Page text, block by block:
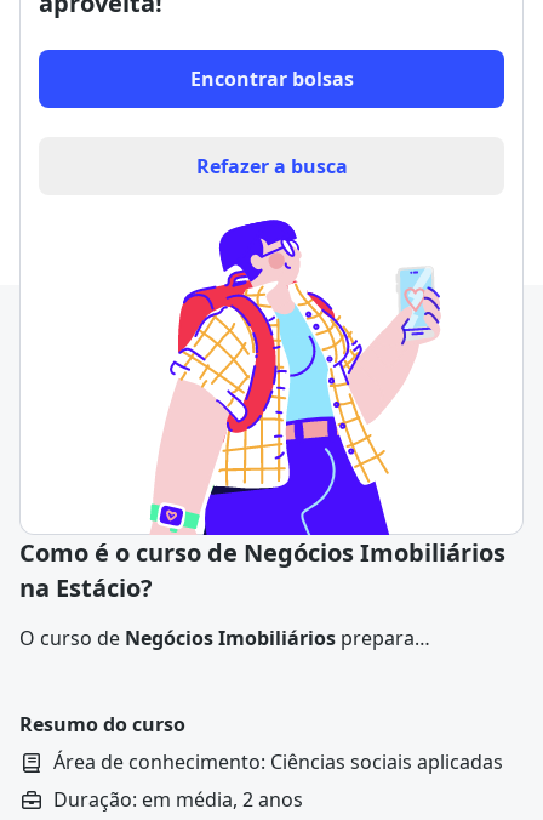
Encontrar bolsas
Refazer a busca
Como é o curso de Negócios Imobiliários
na Estácio?
O curso de Negócios Imobiliários prepara
Durante a formação, os alunos estudam aspectos
técnicos, jurídicos e financeiros aplicados ao mercado
imobiliário, percorrendo todo o processo de
aquisição.
Resumo do curso
Área de conhecimento: Ciências sociais aplicadas
Duração: em média, 2 anos